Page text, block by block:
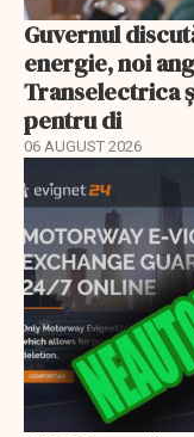
Guvernul
energie, noi
Transelectrica
pentru di
06 AUGUST 2026